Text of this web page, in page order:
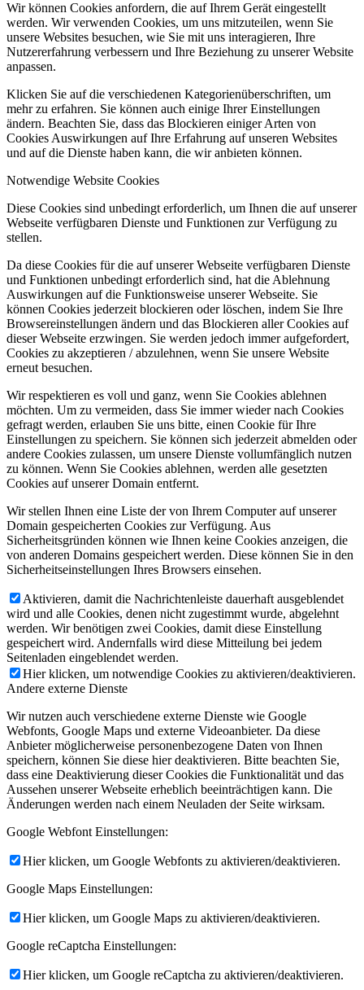
Wir können Cookies anfordern, die auf Ihrem Gerät eingestellt
werden. Wir verwenden Cookies, um uns mitzuteilen, wenn Sie
unsere Websites besuchen, wie Sie mit uns interagieren, Ihre
Nutzererfahrung verbessern und Ihre Beziehung zu unserer Website
anpassen.
Klicken Sie auf die verschiedenen Kategorienüberschriften, um
mehr zu erfahren. Sie können auch einige Ihrer Einstellungen
ändern. Beachten Sie, dass das Blockieren einiger Arten von
Cookies Auswirkungen auf Ihre Erfahrung auf unseren Websites
und auf die Dienste haben kann, die wir anbieten können.
Notwendige Website Cookies
Diese Cookies sind unbedingt erforderlich, um Ihnen die auf unserer
Webseite verfügbaren Dienste und Funktionen zur Verfügung zu
stellen.
Da diese Cookies für die auf unserer Webseite verfügbaren Dienste
und Funktionen unbedingt erforderlich sind, hat die Ablehnung
Auswirkungen auf die Funktionsweise unserer Webseite. Sie
können Cookies jederzeit blockieren oder löschen, indem Sie Ihre
Browsereinstellungen ändern und das Blockieren aller Cookies auf
dieser Webseite erzwingen. Sie werden jedoch immer aufgefordert,
Cookies zu akzeptieren / abzulehnen, wenn Sie unsere Website
erneut besuchen.
Wir respektieren es voll und ganz, wenn Sie Cookies ablehnen
möchten. Um zu vermeiden, dass Sie immer wieder nach Cookies
gefragt werden, erlauben Sie uns bitte, einen Cookie für Ihre
Einstellungen zu speichern. Sie können sich jederzeit abmelden oder
andere Cookies zulassen, um unsere Dienste vollumfänglich nutzen
zu können. Wenn Sie Cookies ablehnen, werden alle gesetzten
Cookies auf unserer Domain entfernt.
Wir stellen Ihnen eine Liste der von Ihrem Computer auf unserer
Domain gespeicherten Cookies zur Verfügung. Aus
Sicherheitsgründen können wie Ihnen keine Cookies anzeigen, die
von anderen Domains gespeichert werden. Diese können Sie in den
Sicherheitseinstellungen Ihres Browsers einsehen.
Aktivieren, damit die Nachrichtenleiste dauerhaft ausgeblendet
wird und alle Cookies, denen nicht zugestimmt wurde, abgelehnt
werden. Wir benötigen zwei Cookies, damit diese Einstellung
gespeichert wird. Andernfalls wird diese Mitteilung bei jedem
Seitenladen eingeblendet werden.
Hier klicken, um notwendige Cookies zu aktivieren/deaktivieren.
Andere externe Dienste
Wir nutzen auch verschiedene externe Dienste wie Google
Webfonts, Google Maps und externe Videoanbieter. Da diese
Anbieter möglicherweise personenbezogene Daten von Ihnen
speichern, können Sie diese hier deaktivieren. Bitte beachten Sie,
dass eine Deaktivierung dieser Cookies die Funktionalität und das
Aussehen unserer Webseite erheblich beeinträchtigen kann. Die
Änderungen werden nach einem Neuladen der Seite wirksam.
Google Webfont Einstellungen:
Hier klicken, um Google Webfonts zu aktivieren/deaktivieren.
Google Maps Einstellungen:
Hier klicken, um Google Maps zu aktivieren/deaktivieren.
Google reCaptcha Einstellungen:
Hier klicken, um Google reCaptcha zu aktivieren/deaktivieren.